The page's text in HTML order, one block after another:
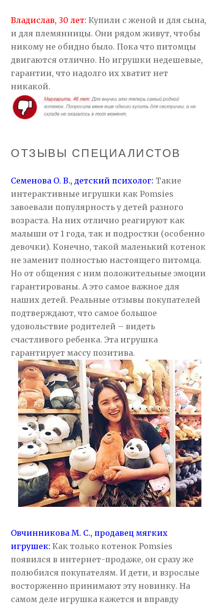
Владислав, 30 лет:Купили с женой и для сына,
и для племянницы. Они рядом живут, чтобы
никому не обидно было. Пока что питомцы
двигаются отлично. Но игрушки недешевые,
гарантии, что надолго их хватит нет
никакой.
ОТЗЫВЫ СПЕЦИАЛИСТОВ
Семенова О. В., детский психолог: Такие
интерактивные игрушки как Pomsies
завоевали популярность у детей разного
возраста. На них отлично реагируют как
малыши от 1 года, так и подростки (особенно
девочки). Конечно, такой маленький котенок
не заменит полностью настоящего питомца.
Но от общения с ним положительные эмоции
гарантированы. А это самое важное для
наших детей. Реальные отзывы покупателей
подтверждают, что самое большое
удовольствие родителей – видеть
счастливого ребенка. Эта игрушка
гарантирует массу позитива.
Овчинникова М. С., продавец мягких
игрушек:Как только котенок Pomsies
появился в интернет-продаже, он сразу же
полюбился покупателям. И дети, и взрослые
восторженно принимают эту новинку. На
самом деле игрушка кажется и вправду